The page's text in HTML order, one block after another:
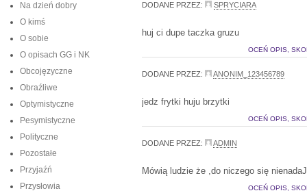
Na dzień dobry
O kimś
O sobie
O opisach GG i NK
Obcojęzyczne
Obraźliwe
Optymistyczne
Pesymistyczne
Polityczne
Pozostałe
Przyjaźń
Przysłowia
DODANE PRZEZ: SPRYCIARA
huj ci dupe taczka gruzu
OCEŃ OPIS,
DODANE PRZEZ: ANONIM_123456789
jedz frytki huju brzytki
OCEŃ OPIS,
DODANE PRZEZ: ADMIN
Mówią ludzie że ,do niczego się
OCEŃ OPIS,